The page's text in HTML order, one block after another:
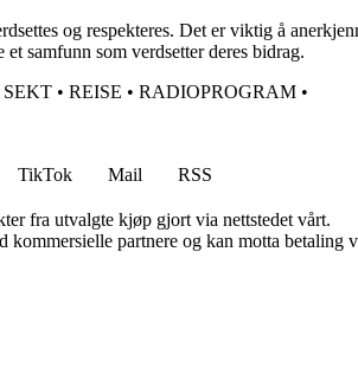
og respekteres. Det er viktig å
samfunn som verdsetter deres bidrag.
SEKT • REISE • RADIOPROGRAM •
TikTok Mail
RSS
fra utvalgte kjøp gjort via nettstedet vårt.
partnere og kan motta